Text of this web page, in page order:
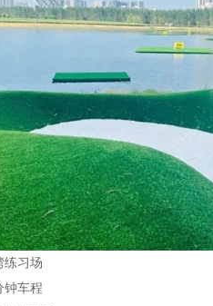
练习场
钟车程